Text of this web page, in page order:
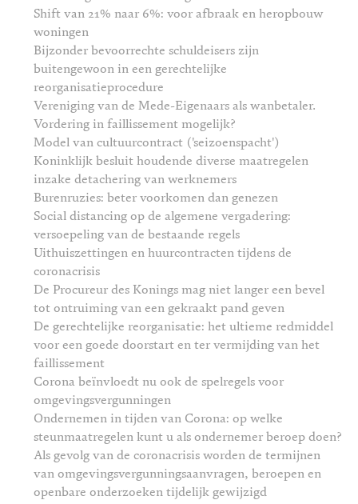
Shift van 21% naar 6%: voor afbraak en heropbouw
woningen
Bijzonder bevoorrechte schuldeisers zijn
buitengewoon in een gerechtelijke
reorganisatieprocedure
Vereniging van de Mede-Eigenaars als wanbetaler.
Vordering in faillissement mogelijk?
Model van cultuurcontract ('seizoenspacht')
Koninklijk besluit houdende diverse maatregelen
inzake detachering van werknemers
Burenruzies: beter voorkomen dan genezen
Social distancing op de algemene vergadering:
versoepeling van de bestaande regels
Uithuiszettingen en huurcontracten tijdens de
coronacrisis
De Procureur des Konings mag niet langer een bevel
tot ontruiming van een gekraakt pand geven
De gerechtelijke reorganisatie: het ultieme redmiddel
voor een goede doorstart en ter vermijding van het
faillissement
Corona beïnvloedt nu ook de spelregels voor
omgevingsvergunningen
Ondernemen in tijden van Corona: op welke
steunmaatregelen kunt u als ondernemer beroep doen?
Als gevolg van de coronacrisis worden de termijnen
van omgevingsvergunningsaanvragen, beroepen en
openbare onderzoeken tijdelijk gewijzigd